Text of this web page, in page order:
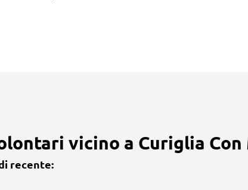
vicino a Curiglia Con
recente: